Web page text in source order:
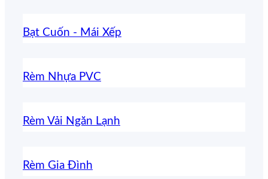
Bạt Cuốn - Mái Xếp
Rèm Nhựa PVC
Rèm Vải Ngăn Lạnh
Rèm Gia Đình